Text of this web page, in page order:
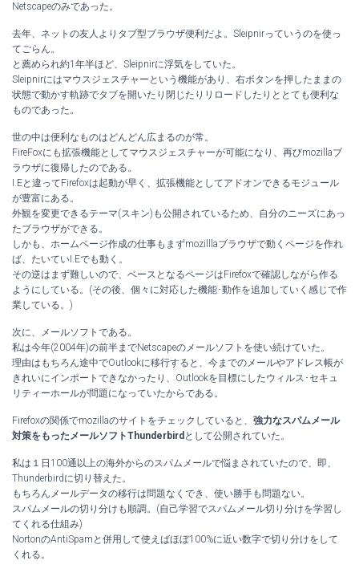
Netscapeのみであった。
去年、ネットの友人よりタブ型ブラウザ便利だよ。Sleipnirっていうのを使っ
てごらん。
と薦められ約1年半ほど、Sleipnirに浮気をしていた。
Sleipnirにはマウスジェスチャーという機能があり、右ボタンを押したままの
状態で動かす軌跡でタブを開いたり閉じたりリロードしたりととても便利な
ものであった。
世の中は便利なものはどんどん広まるのが常。
FireFoxにも拡張機能としてマウスジェスチャーが可能になり、再びmozillaブ
ラウザに復帰したのである。
I.Eと違ってFirefoxは起動が早く、拡張機能としてアドオンできるモジュール
が豊富にある。
外観を変更できるテーマ(スキン)も公開されているため、自分のニーズにあっ
たブラウザができる。
しかも、ホームページ作成の仕事もまずmozilllaブラウザで動くページを作れ
ば、たいていI.Eでも動く。
その逆はまず難しいので、ベースとなるページはFirefoxで確認しながら作る
ようにしている。(その後、個々に対応した機能･動作を追加していく感じで作
業している。)
次に、メールソフトである。
私は今年(2004年)の前半までNetscapeのメールソフトを使い続けていた。
理由はもちろん途中でOutlookに移行すると、今までのメールやアドレス帳が
きれいにインポートできなかったり、Outlookを目標にしたウィルス･セキュ
リティーホールが問題になっていたからである。
Firefoxの関係でmozillaのサイトをチェックしていると、 強力なスパムメール
対策をもったメールソフトThunderbird として公開されていた。
私は１日100通以上の海外からのスパムメールで悩まされていたので、即、
Thunderbirdに切り替えた。
もちろんメールデータの移行は問題なくでき、使い勝手も問題ない。
スパムメールの切り分けも順調。(自己学習でスパムメール切り分けを学習し
てくれる仕組み)
NortonのAntiSpamと併用して使えばほぼ100%に近い数字で切り分けをして
くれる。